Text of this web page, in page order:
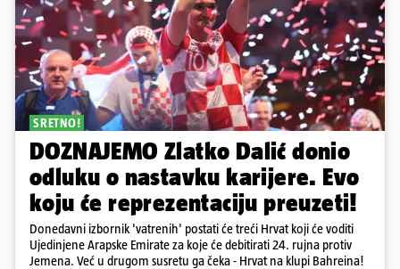
SRETNO!
DOZNAJEMO Zlatko Dalić donio
odluku o nastavku karijere. Evo
koju će reprezentaciju preuzeti!
Donedavni izbornik 'vatrenih' postati će treći Hrvat koji će voditi
Ujedinjene Arapske Emirate za koje će debitirati 24. rujna protiv
Jemena. Već u drugom susretu ga čeka - Hrvat na klupi Bahreina!